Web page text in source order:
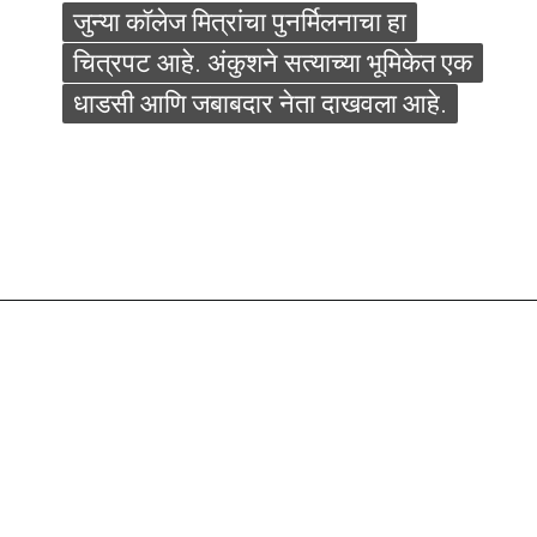
जुन्या कॉलेज मित्रांचा पुनर्मिलनाचा हा
चित्रपट आहे. अंकुशने सत्याच्या भूमिकेत एक
धाडसी आणि जबाबदार नेता दाखवला आहे.
जुन्या कॉलेज मित्रांचा पुनर्मिलनाचा हा
चित्रपट आहे. अंकुशने सत्याच्या भूमिकेत एक
धाडसी आणि जबाबदार नेता दाखवला आहे.